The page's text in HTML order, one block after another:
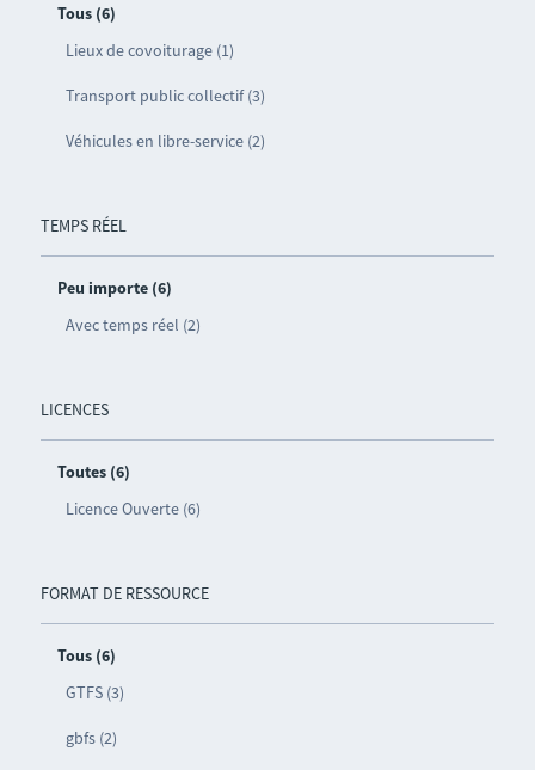
Tous (6)
Lieux de covoiturage (1)
Transport public collectif (3)
Véhicules en libre-service (2)
TEMPS RÉEL
Peu importe (6)
Avec temps réel (2)
LICENCES
Toutes (6)
Licence Ouverte (6)
FORMAT DE RESSOURCE
Tous (6)
GTFS (3)
gbfs (2)